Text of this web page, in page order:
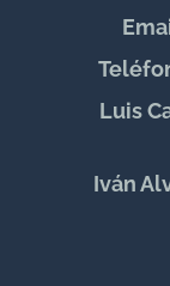
Luis
Iván